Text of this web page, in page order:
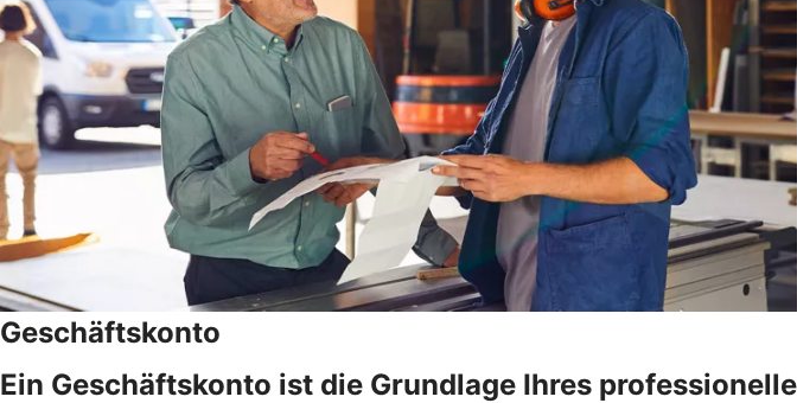
Geschäftskonto
Ein Geschäftskonto ist die Grundlage Ihres